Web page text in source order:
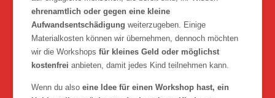
ehrenamtlich oder gegen eine kleine
Aufwandsentschädigung weiterzugeben. Einige
Materialkosten können wir übernehmen, dennoch möchten
wir die Workshopsfür kleines Geld oder möglichst
kostenfrei anbieten, damit jedes Kind teilnehmen kann.
Wenn du alsoeine Idee für einen Workshop hast, ein